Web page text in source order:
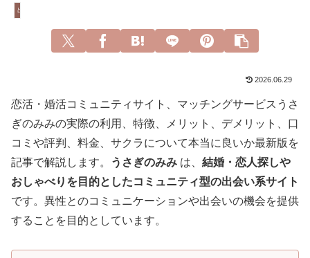
出会い系サイト
2026.06.29
恋活・婚活コミュニティサイト、マッチングサービスうさ
ぎのみみの実際の利用、特徴、メリット、デメリット、口
コミや評判、料金、サクラについて本当に良いか最新版を
記事で解説します。
うさぎのみみ は、 結婚・恋人探しや
おしゃべりを目的としたコミュニティ型の出会い系サイト
です。異性とのコミュニケーションや出会いの機会を提供
することを目的としています。